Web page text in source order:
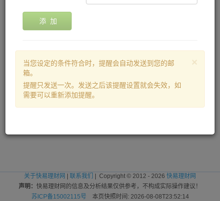
添 加
×
当您设定的条件符合时，提醒会自动发送到您的邮
箱。
提醒只发送一次。发送之后该提醒设置就会失效，如
需要可以重新添加提醒。
关于快易理财网 联系我们 | Copyright © 2012 - 2026 快易理财网
声明： 快易理财网的信息及分析结果仅供参考，不构成实际操作建议！
苏ICP备15002115号 本页快照时间: 2026-08-08T23:52:14